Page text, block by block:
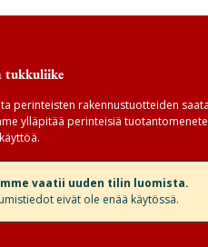
tukkuliike
perinteisten rakennustuotteiden
ylläpitää perinteisiä
vaatii uuden tilin luomista.
eivät ole enää käytössä.